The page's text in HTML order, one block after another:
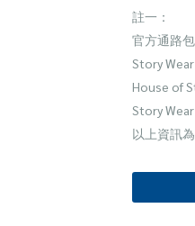
註一：
官方通路
Story
House of
Story
以上資訊